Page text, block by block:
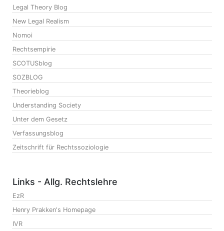
Legal Theory Blog
New Legal Realism
Nomoi
Rechtsempirie
SCOTUSblog
SOZBLOG
Theorieblog
Understanding Society
Unter dem Gesetz
Verfassungsblog
Zeitschrift für Rechtssoziologie
Links - Allg. Rechtslehre
EzR
Henry Prakken's Homepage
IVR